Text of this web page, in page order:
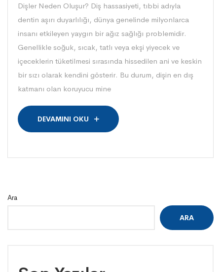
Dişler Neden Oluşur? Diş hassasiyeti, tıbbi adıyla
dentin aşırı duyarlılığı, dünya genelinde milyonlarca
insanı etkileyen yaygın bir ağız sağlığı problemidir.
Genellikle soğuk, sıcak, tatlı veya ekşi yiyecek ve
içeceklerin tüketilmesi sırasında hissedilen ani ve keskin
bir sızı olarak kendini gösterir. Bu durum, dişin en dış
katmanı olan koruyucu mine
DEVAMINI OKU
Ara
ARA